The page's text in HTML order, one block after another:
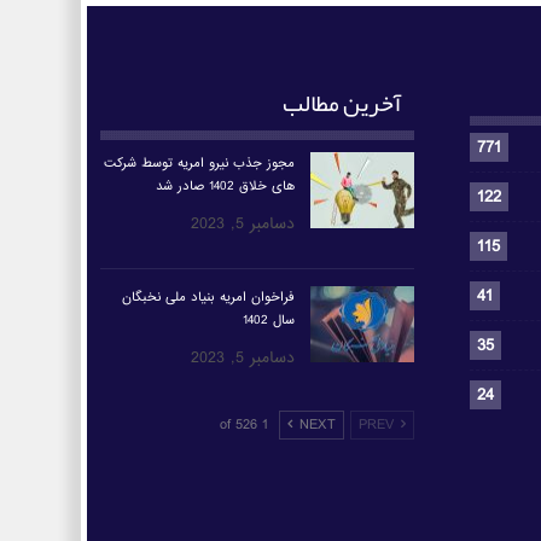
771
122
115
41
35
24
آخرین مطالب
مجوز جذب نیرو امریه توسط شرکت
های خلاق 1402 صادر شد
دسامبر 5, 2023
فراخوان امریه بنیاد ملی نخبگان
سال 1402
دسامبر 5, 2023
PREV
NEXT
1 of 526